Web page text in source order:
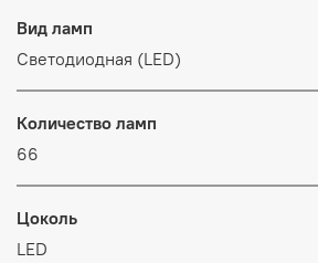
Вид ламп
Светодиодная (LED)
Количество ламп
66
Цоколь
LED